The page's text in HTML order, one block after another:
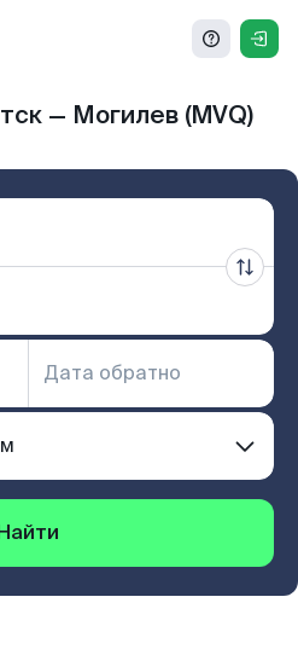
— Могилев (MVQ)